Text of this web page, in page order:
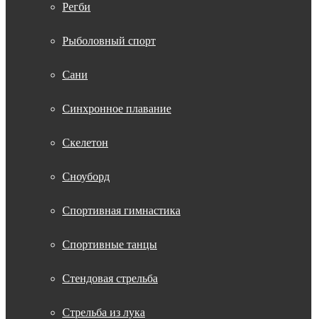
Регби
Рыболовный спорт
Сани
Синхронное плавание
Скелетон
Сноуборд
Спортивная гимнастика
Спортивные танцы
Стендовая стрельба
Стрельба из лука